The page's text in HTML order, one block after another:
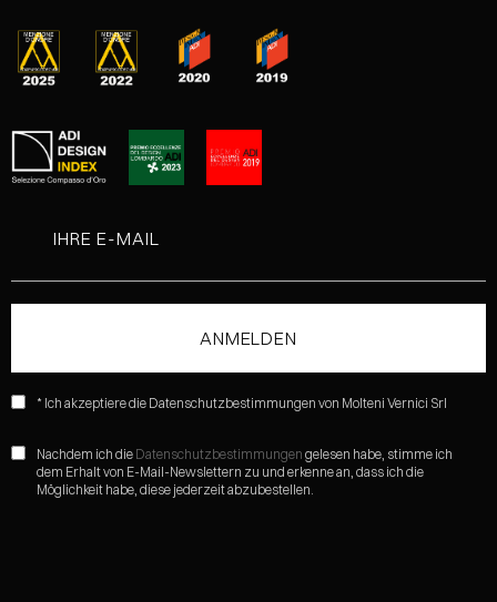
* Ich akzeptiere die Datenschutzbestimmungen von Molteni Vernici Srl
Nachdem ich die Datenschutzbestimmungen gelesen habe, stimme ich
dem Erhalt von E-Mail-Newslettern zu und erkenne an, dass ich die
Möglichkeit habe, diese jederzeit abzubestellen.